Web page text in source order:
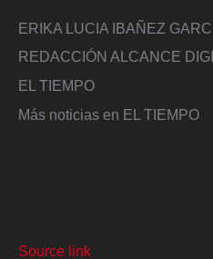
ERIKA LUCIA IBAÑEZ
REDACCIÓN ALCANCE
EL TIEMPO
Más noticias en EL TIEMPO
Source link